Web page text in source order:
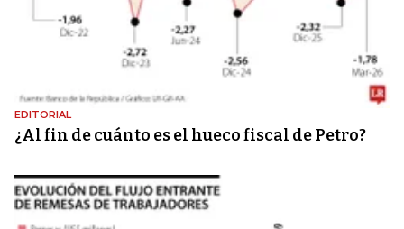
EDITORIAL
¿Al fin de cuánto es el hueco fiscal de Petro?